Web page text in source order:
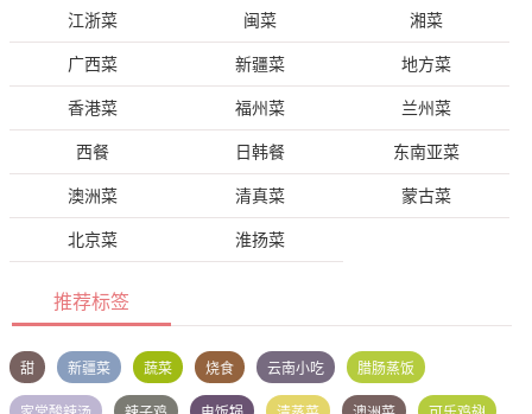
江浙菜 闽菜 湘菜
广西菜 新疆菜 地方菜
香港菜 福州菜 兰州菜
西餐 日韩餐 东南亚菜
澳洲菜 清真菜 蒙古菜
北京菜 淮扬菜
推荐标签
甜 新疆菜 蔬菜 烧食 云南小吃 腊肠蒸饭